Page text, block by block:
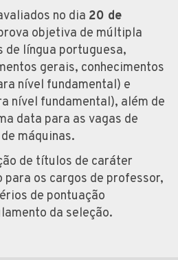
no dia 20 de
objetiva de múltipla
de língua portuguesa,
gerais, conhecimentos
nível fundamental) e
nível fundamental), além de
data para as vagas de
máquinas.
de títulos de caráter
os cargos de professor,
de pontuação
da seleção.